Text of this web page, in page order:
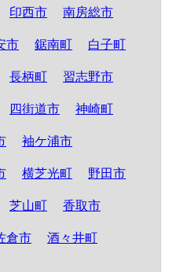
印西市 南房総市
市 鋸南町 白子町
長柄町 習志野市
四街道市 神崎町
袖ケ浦市
横芝光町 野田市
芝山町 香取市
倉市 酒々井町